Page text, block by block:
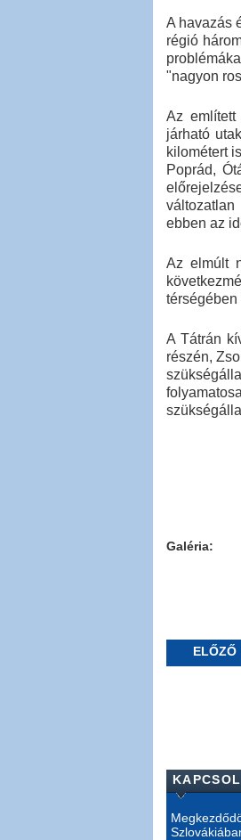
A havazás
régió
"nagyon
Az
járható
kilométert
Poprád,
ebben az
Az elmúlt
térségében
A Tátrán
részén,
Galéria:
ELŐZŐ